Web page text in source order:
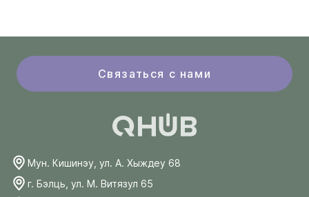
Связаться с нами
Мун. Кишинэу, ул. А. Хыждеу 68
г. Бэлць, ул. М. Витязул 65